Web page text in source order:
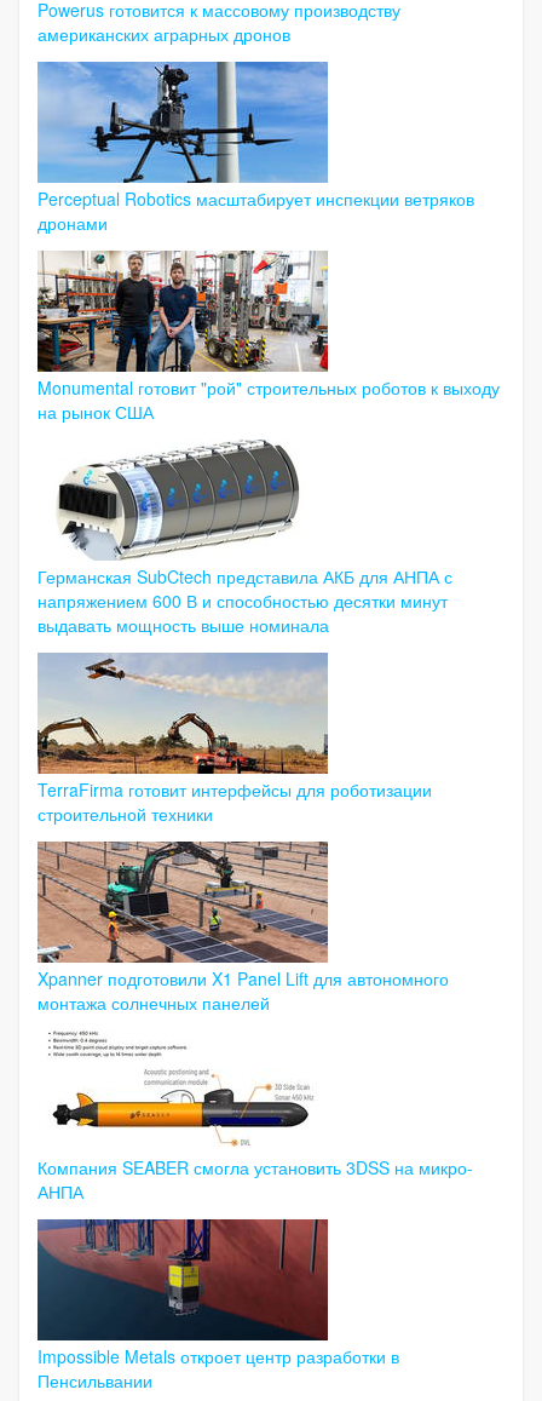
Powerus готовится к массовому производству
американских аграрных дронов
Perceptual Robotics масштабирует инспекции ветряков
дронами
Monumental готовит "рой" строительных роботов к выходу
на рынок США
Германская SubCtech представила АКБ для АНПА с
напряжением 600 В и способностью десятки минут
выдавать мощность выше номинала
TerraFirma готовит интерфейсы для роботизации
строительной техники
Xpanner подготовили X1 Panel Lift для автономного
монтажа солнечных панелей
Компания SEABER смогла установить 3DSS на микро-
АНПА
Impossible Metals откроет центр разработки в
Пенсильвании